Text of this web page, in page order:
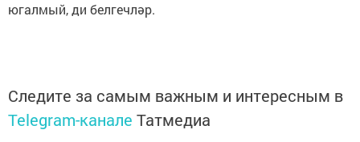
югалмый, ди белгечләр.
Следите за самым важным и интересным в
Telegram-канале Татмедиа